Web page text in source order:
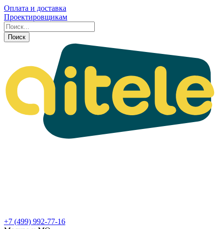
Оплата и доставка
Проектировщикам
Поиск
+7 (499) 992-77-16